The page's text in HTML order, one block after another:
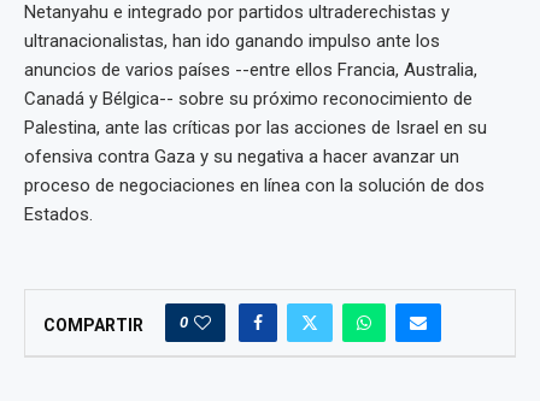
Netanyahu e integrado por partidos ultraderechistas y
ultranacionalistas, han ido ganando impulso ante los
anuncios de varios países --entre ellos Francia, Australia,
Canadá y Bélgica-- sobre su próximo reconocimiento de
Palestina, ante las críticas por las acciones de Israel en su
ofensiva contra Gaza y su negativa a hacer avanzar un
proceso de negociaciones en línea con la solución de dos
Estados.
COMPARTIR 0